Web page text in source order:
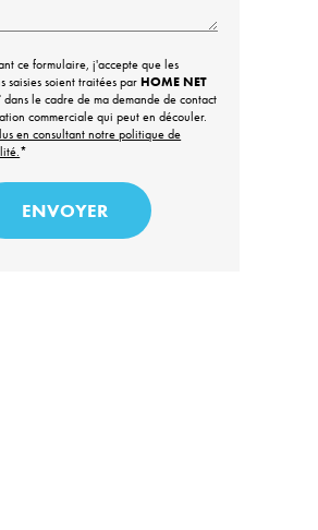
ce formulaire, j'accepte que les
saisies soient traitées parHOME NET
dans le cadre de ma demande de contact
commerciale qui peut en découler.
en consultant notre politique de
*